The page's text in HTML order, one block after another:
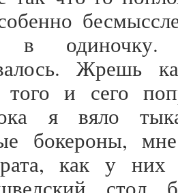
в одиночку.
Жрешь
того и сего
я вяло
бокероны,
как у